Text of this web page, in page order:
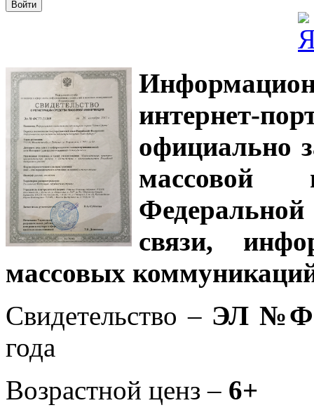
интернет-
официально
связи,
массовых
Свидетельство – ЭЛ
года
Возрастной ценз – 6+